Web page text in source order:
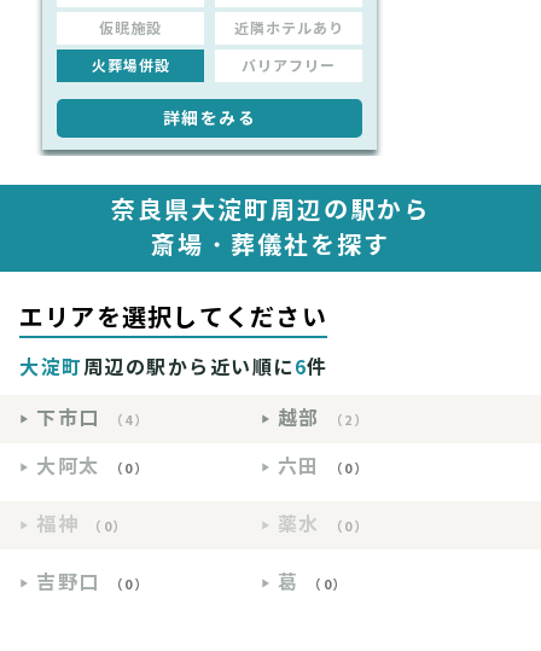
仮眠施設 近隣ホテルあり
火葬場併設 バリアフリー
詳細をみる
奈良県大淀町周辺の駅から
斎場・葬儀社を探す
エリアを選択してください
大淀町周辺の駅から近い順に6件
下市口
（4） 越部 （2）
大阿太 （0） 六田 （0）
福神 （0） 薬水 （0）
吉野口 （0） 葛 （0）